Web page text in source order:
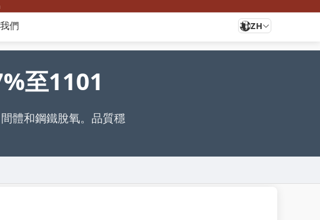
們 ZH
至1101
體和鋼鐵脫氧。品質穩